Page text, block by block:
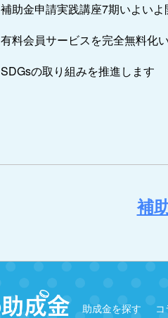
補助金申請実践講座7期いよいよ
有料会員サービスを完全無料化
SDGsの取り組みを推進します
補
助成金を探す コ